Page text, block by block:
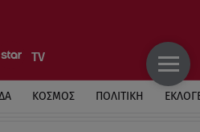
ΚΟΣΜΟΣ ΠΟΛΙΤΙΚΗ